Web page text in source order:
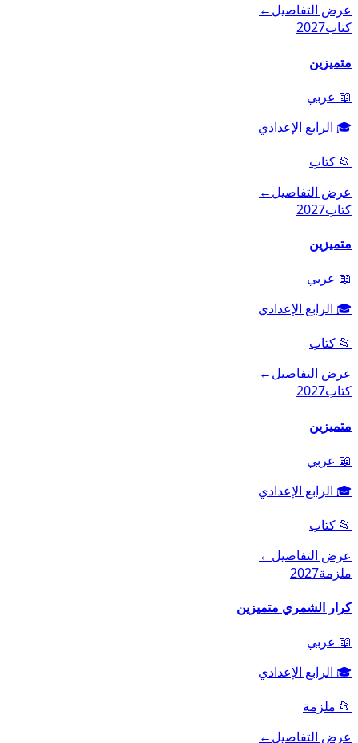
عرض التفاصيل←
كتاب2027
متميزين
📖 عربي
🎓 الرابع الإعدادي
📂 كتاب
عرض التفاصيل←
كتاب2027
متميزين
📖 عربي
🎓 الرابع الإعدادي
📂 كتاب
عرض التفاصيل←
كتاب2027
متميزين
📖 عربي
🎓 الرابع الإعدادي
📂 كتاب
عرض التفاصيل←
ملزمة2027
كرار الشمري متميزين
📖 عربي
🎓 الرابع الإعدادي
📂 ملزمة
عرض التفاصيل←